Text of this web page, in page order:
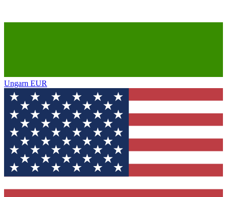
Ungarn EUR